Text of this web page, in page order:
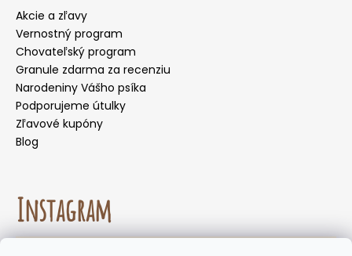
Akcie a zľavy
Vernostný program
Chovateľský program
Granule zdarma za recenziu
Narodeniny Vášho psíka
Podporujeme útulky
Zľavové kupóny
Blog
Instagram